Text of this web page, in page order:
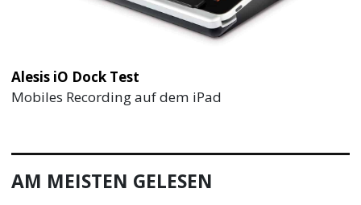
Alesis iO Dock Test
Mobiles Recording auf dem iPad
AM MEISTEN GELESEN